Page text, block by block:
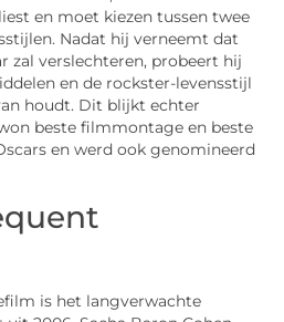
en moet kiezen tussen twee
Nadat hij verneemt dat
zal verslechteren, probeert hij
en de rockster-levensstijl
houdt. Dit blijkt echter
beste filmmontage en beste
en werd ook genomineerd
is het langverwachte